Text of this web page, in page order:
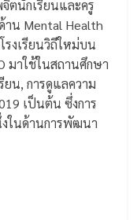
ตนักเรียนและครู
าน Mental Health
งเรียนวิถีใหม่บน
มาใช้ในสถานศึกษา
ยน, การดูแลความ
เป็นต้น ซึ่งการ
งในด้านการพัฒนา